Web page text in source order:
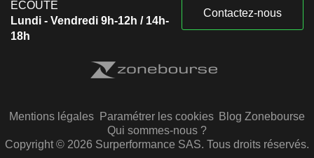
ÉCOUTE
Lundi - Vendredi 9h-12h / 14h-
18h
Contactez-nous
Mentions légales Paramétrer les cookies Blog Zonebourse
Qui sommes-nous ?
Copyright © 2026 Surperformance SAS. Tous droits réservés.